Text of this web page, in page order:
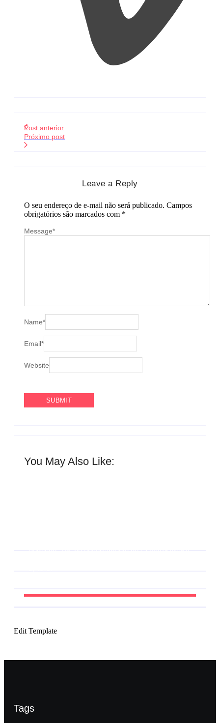
Post anterior
Próximo post
Leave a Reply
O seu endereço de e-mail não será publicado. Campos
obrigatórios são marcados com *
Message*
Name*
Email*
Website
You May Also Like:
Edit Template
Tags